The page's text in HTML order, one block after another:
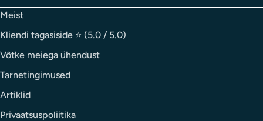
Tärniga (*) tähistatud väljad on kohustuslikud
Meist
Kliendi tagasiside ⭐ (5.0 / 5.0)
Võtke meiega ühendust
Tarnetingimused
Artiklid
Privaatsuspoliitika